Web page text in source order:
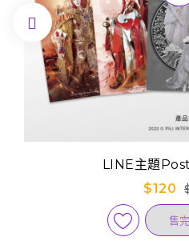
LINE主題
$120
售完
